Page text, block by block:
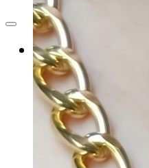
OBCHOD
MACRAMÉ
NÁUŠNICE
3D TISK
NÁUŠNICE